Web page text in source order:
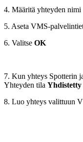
4. Määritä yhteyden nimi
5. Aseta VMS-
6. Valitse OK
7. Kun yhteys Spotterin
Yhteyden tila Yhdistetty
8. Luo yhteys valittuun